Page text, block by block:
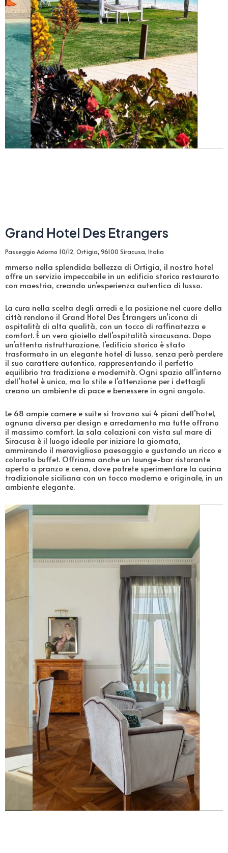
Grand Hotel Des Etrangers
Passeggio Adorno 10/12, Ortigia, 96100 Siracusa, Italia
mmerso nella splendida bellezza di Ortigia, il nostro hotel
offre un servizio impeccabile in un edificio storico restaurato
con maestria, creando un’esperienza autentica di lusso.
La cura nella scelta degli arredi e la posizione nel cuore della
città rendono il Grand Hotel Des Ètrangers un’icona di
ospitalità di alta qualità, con un tocco di raffinatezza e
comfort. È un vero gioiello dell’ospitalità siracusana. Dopo
un’attenta ristrutturazione, l’edificio storico è stato
trasformato in un elegante hotel di lusso, senza però perdere
il suo carattere autentico, rappresentando il perfetto
equilibrio tra tradizione e modernità. Ogni spazio all’interno
dell’hotel è unico, ma lo stile e l’attenzione per i dettagli
creano un ambiente di pace e benessere in ogni angolo.
Le 68 ampie camere e suite si trovano sui 4 piani dell’hotel,
ognuna diversa per design e arredamento ma tutte offrono
il massimo comfort. La sala colazioni con vista sul mare di
Siracusa è il luogo ideale per iniziare la giornata,
ammirando il meraviglioso paesaggio e gustando un ricco e
colorato buffet. Offriamo anche un lounge-bar ristorante
aperto a pranzo e cena, dove potrete sperimentare la cucina
tradizionale siciliana con un tocco moderno e originale, in un
ambiente elegante.